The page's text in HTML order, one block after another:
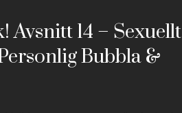
Avsnitt 14 – Sexuellt
Bubbla &